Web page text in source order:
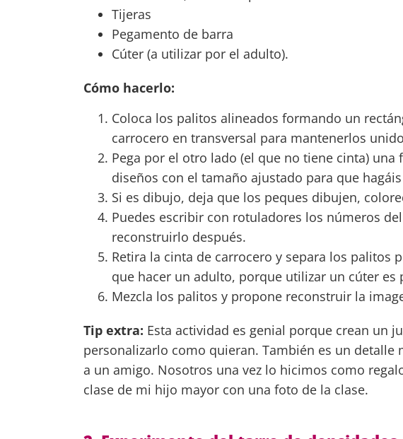
Tijeras
Pegamento de barra
Cúter (a utilizar por el adulto).
Cómo hacerlo:
Coloca los palitos alineados formando un
carrocero en transversal para mantenerlos
Pega por el otro lado (el que no tiene cinta)
diseños con el tamaño ajustado para que
Si es dibujo, deja que los peques dibujen,
Puedes escribir con rotuladores los números
reconstruirlo después.
Retira la cinta de carrocero y separa los palitos
que hacer un adulto, porque utilizar un cúter es
Mezcla los palitos y propone reconstruir la
Tip extra: Esta actividad es genial porque crean un
personalizarlo como quieran. También es un
a un amigo. Nosotros una vez lo hicimos como
clase de mi hijo mayor con una foto de la clase.